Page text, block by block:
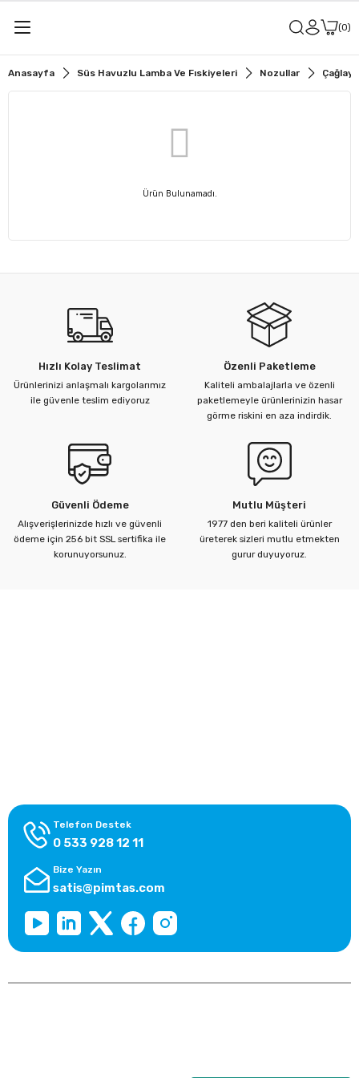
0
Anasayfa Süs Havuzlu Lamba Ve Fıskiyeleri Nozullar
Ürün Bulunamadı.
Hızlı Kolay Teslimat
Ürünlerinizi anlaşmalı kargolarımız
ile güvenle teslim ediyoruz
Özenli Paketleme
Kaliteli ambalajlarla ve özenli
paketlemeyle ürünlerinizin hasar
görme riskini en aza indirdik.
Güvenli Ödeme
Alışverişlerinizde hızlı ve güvenli
ödeme için 256 bit SSL sertifika ile
korunuyorsunuz.
Mutlu Müşteri
1977 den beri kaliteli ürünler
üreterek sizleri mutlu etmekten
gurur duyuyoruz.
Telefon Destek
0 533 928 12 11
Bize Yazın
satis@pimtas.com